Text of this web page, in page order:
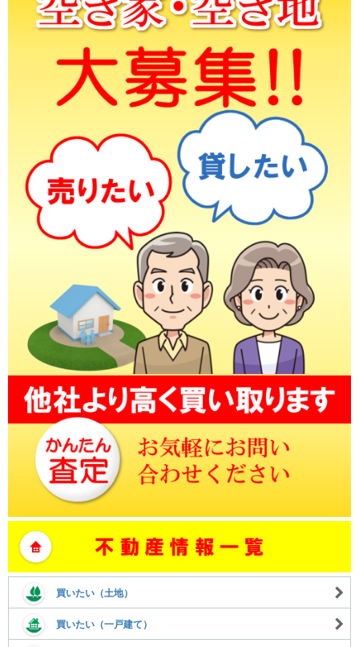
買いたい（土地）
買いたい（一戸建て）